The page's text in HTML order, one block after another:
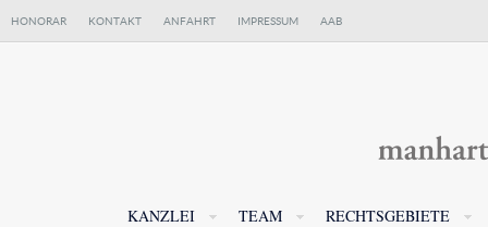
HONORAR KONTAKT ANFAHRT IMPRESSUM AAB
KANZLEI TEAM RECHTSGEBIETE